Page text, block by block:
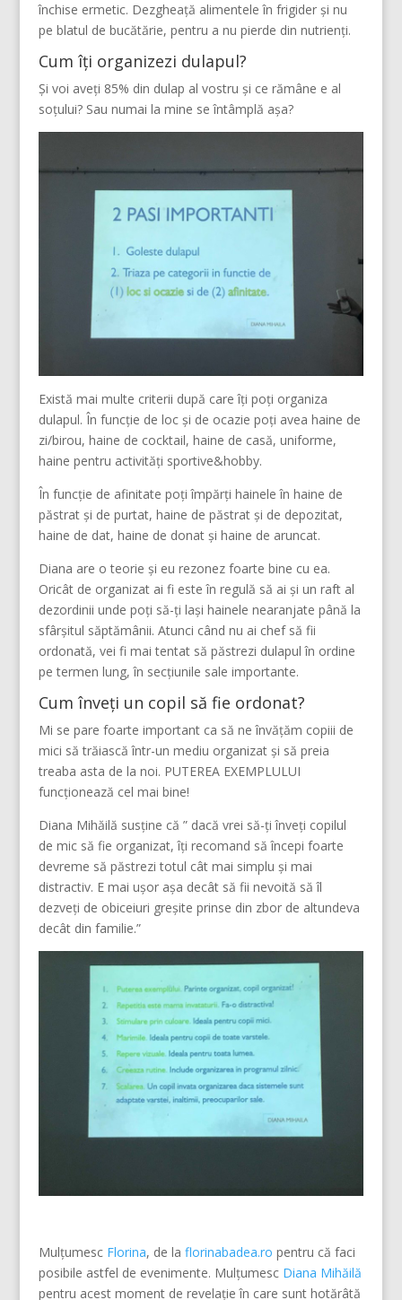
închise ermetic. Dezgheață alimentele în frigider și nu
pe blatul de bucătărie, pentru a nu pierde din nutrienți.
Cum îți organizezi dulapul?
Și voi aveți 85% din dulap al vostru și ce rămâne e al
soțului? Sau numai la mine se întâmplă așa?
Există mai multe criterii după care îți poți organiza
dulapul. În funcție de loc și de ocazie poți avea haine de
zi/birou, haine de cocktail, haine de casă, uniforme,
haine pentru activități sportive&hobby.
În funcție de afinitate poți împărți hainele în haine de
păstrat și de purtat, haine de păstrat și de depozitat,
haine de dat, haine de donat și haine de aruncat.
Diana are o teorie și eu rezonez foarte bine cu ea.
Oricât de organizat ai fi este în regulă să ai și un raft al
dezordinii unde poți să-ți lași hainele nearanjate până la
sfârșitul săptămânii. Atunci când nu ai chef să fii
ordonată, vei fi mai tentat să păstrezi dulapul în ordine
pe termen lung, în secțiunile sale importante.
Cum înveți un copil să fie ordonat?
Mi se pare foarte important ca să ne învățăm copiii de
mici să trăiască într-un mediu organizat și să preia
treaba asta de la noi. PUTEREA EXEMPLULUI
funcționează cel mai bine!
Diana Mihăilă susține că ” dacă vrei să-ți înveți copilul
de mic să fie organizat, îți recomand să începi foarte
devreme să păstrezi totul cât mai simplu și mai
distractiv. E mai ușor așa decât să fii nevoită să îl
dezveți de obiceiuri greșite prinse din zbor de altundeva
decât din familie.”
Mulțumesc Florina, de la florinabadea.ro pentru că faci
posibile astfel de evenimente. Mulțumesc Diana Mihăilă
pentru acest moment de revelație în care sunt hotărâtă